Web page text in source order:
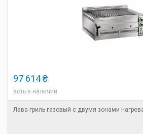
97 614 ₴
есть в наличии
Лава гриль газовый с двумя зонами